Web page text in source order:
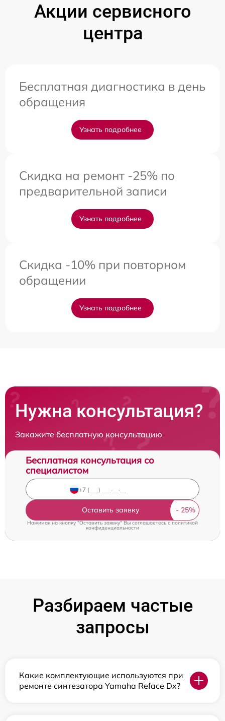
Акции сервисного
центра
Бесплатная диагностика в день
обращения
Узнать подробнее
Скидка на ремонт -25% по
предварительной записи
Узнать подробнее
Скидка -10% при повторном
обращении
Узнать подробнее
Нужна консультация?
Закажите бесплатную консультацию
Бесплатная консультация со
специалистом
Оставить заявку
Нажимая на кнопку "Оставить заявку" Вы соглашаетесь c политикой
конфиденциальности
Разбираем частые
запросы
Какие комплектующие используются при
ремонте синтезатора Yamaha Reface Dx?